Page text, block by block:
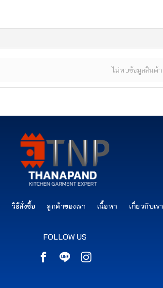
ไม่พบข้อมูลสินค้า
วิธีสั่งซื้อ ลูกค้าของเรา เนื้อหา เกี่ยวกับเรา
FOLLOW US